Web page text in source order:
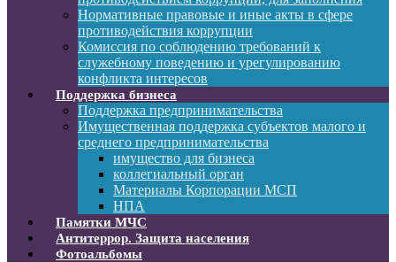
Нормативные правовые и иные акты в сфере
противодействия коррупции
Комиссия по соблюдению требований к
служебному поведению и урегулированию
конфликта интересов
Поддержка бизнеса
Поддержка предпринимательства
Имущественная поддержка субъектов малого и
среднего предпринимательства
имущество для бизнеса
коллегиальный орган
Материалы Корпорации МСП
НПА
Памятки МЧС
Антитеррор. Защита населения
Фотоальбомы